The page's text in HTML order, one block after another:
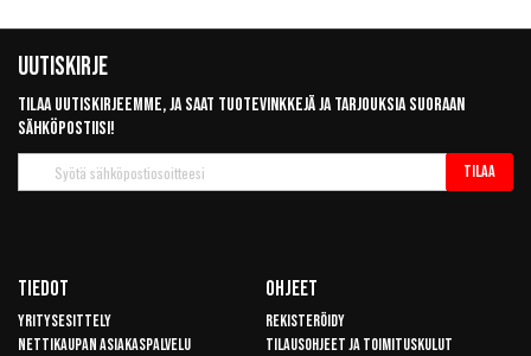
Uutiskirje
Tilaa uutiskirjeemme, ja saat tuotevinkkejä ja tarjouksia suoraan
sähköpostiisi!
uutiskirje
Tilaa
Tiedot
Yritysesittely
Nettikaupan asiakaspalvelu
Ohjeet
Rekisteröidy
Tilausohjeet ja toimituskulut